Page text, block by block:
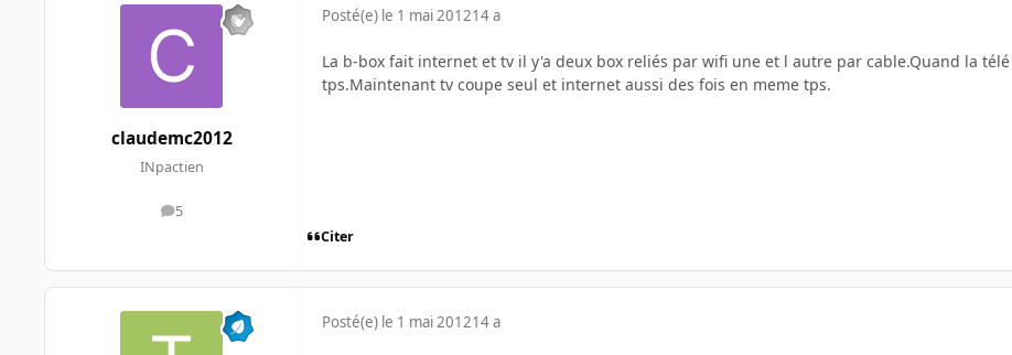
claudemc2012
INpactien
5
messages
Posté(e) le 1 mai 201214 a
La b-box fait internet et tv il y'a deux box reliés par wifi une et l autre par cable.Quand la
tps.Maintenant tv coupe seul et internet aussi des fois en meme tps.
Citer
Posté(e) le 1 mai 201214 a